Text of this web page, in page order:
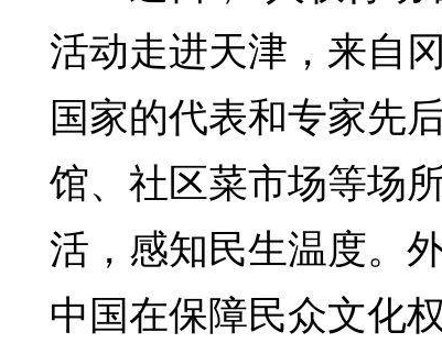
活动走进天津，来自
国家的代表和专家先
馆、社区菜市场等场
活，感知民生温度。
中国在保障民众文化